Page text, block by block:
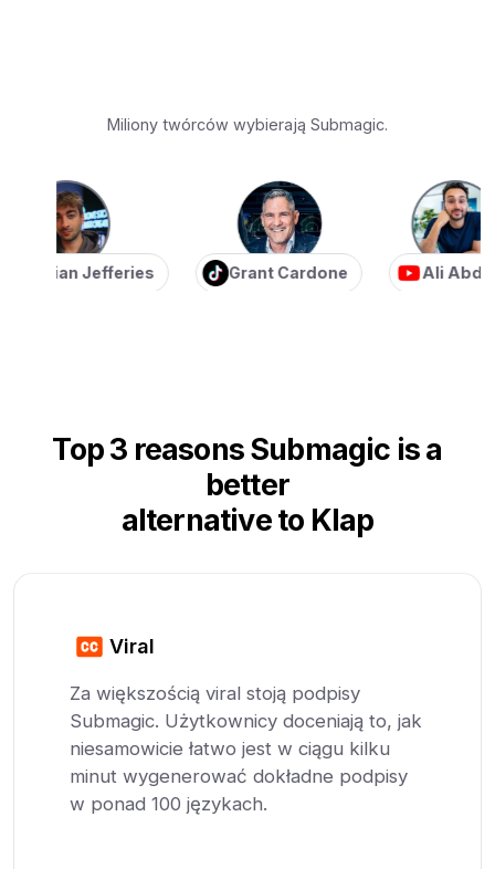
Miliony twórców wybierają Submagic.
Jefferies Grant Cardone Ali Abdaal
Top 3 reasons Submagic is a
better
alternative to Klap
Viral
Za większością viral stoją podpisy
Submagic. Użytkownicy doceniają to, jak
niesamowicie łatwo jest w ciągu kilku
minut wygenerować dokładne podpisy
w ponad 100 językach.